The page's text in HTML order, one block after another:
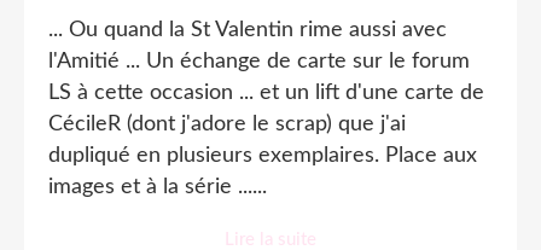
... Ou quand la St Valentin rime aussi avec
l'Amitié ... Un échange de carte sur le forum
LS à cette occasion ... et un lift d'une carte de
CécileR (dont j'adore le scrap) que j'ai
dupliqué en plusieurs exemplaires. Place aux
images et à la série ......
Lire la suite